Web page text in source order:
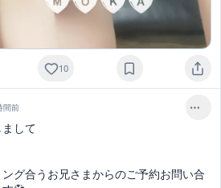
10
間前
して
グ合うお兄さまからのご予約お問い合